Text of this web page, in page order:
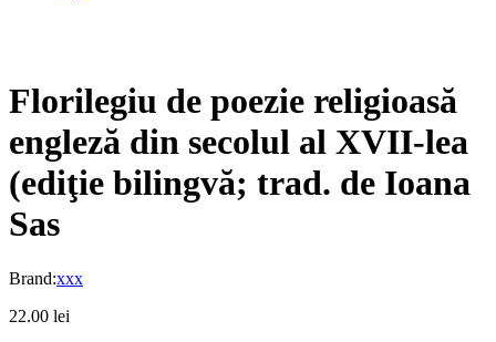
Florilegiu de poezie religioasă
engleză din secolul al XVII-lea
(ediţie bilingvă; trad. de Ioana
Sas
Brand:xxx
22.00 lei